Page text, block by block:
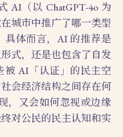
AI（以 ChatGPT-4o 为
城市中推广了哪一类型
具体而言，AI 的推荐是
式，还是也包含了自发
被 AI「认证」的民主空
会经济结构之间存在何
，又会如何忽视或边缘
对公民的民主认知和实